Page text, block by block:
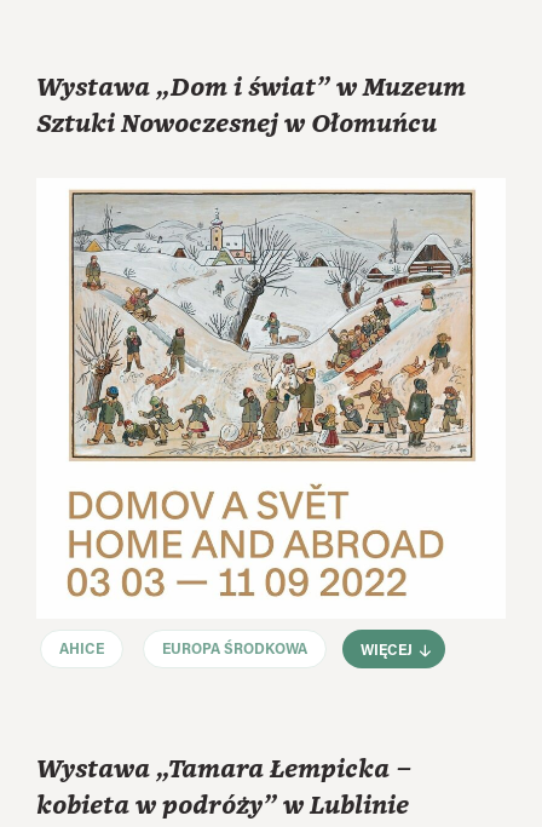
Wystawa „Dom i świat” w Muzeum
Sztuki Nowoczesnej w Ołomuńcu
AHICE EUROPA ŚRODKOWA WIĘCEJ
Wystawa „Tamara Łempicka –
kobieta w podróży” w Lublinie